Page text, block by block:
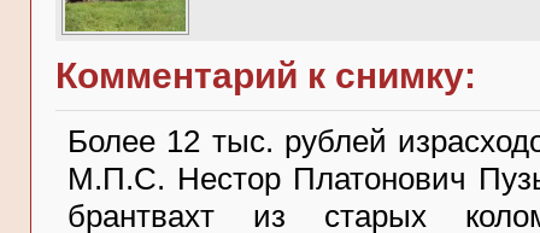
Комментарий к снимку:
Более 12 тыс. рублей
М.П.С. Нестор Платонович
брантвахт из старых